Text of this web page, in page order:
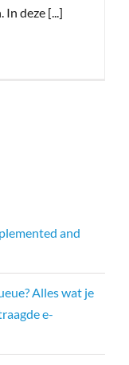
deze [...]
and
Alles wat je
e-